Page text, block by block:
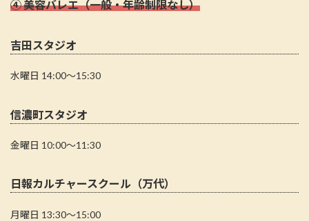
④ 美容バレエ（一般・年齢制限なし）
吉田スタジオ
水曜日 14:00〜15:30
信濃町スタジオ
金曜日 10:00～11:30
日報カルチャースクール（万代）
月曜日 13:30～15:00